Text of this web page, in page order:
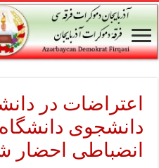
دانشجوی دانشگاه
انضباطی احضار